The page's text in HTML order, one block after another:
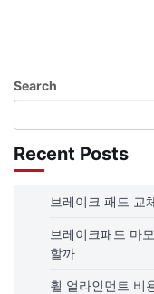
Search
Recent Posts
브레이크 패드 교
브레이크패드 마
할까
휠 얼라인먼트 비